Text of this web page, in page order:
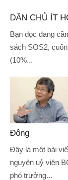
DÂN CHỦ ÍT
Bạn đọc đang
sách SOS2,
(10%...
Đông
Đây là một bài
nguyên uỷ viên
phó trưởng...